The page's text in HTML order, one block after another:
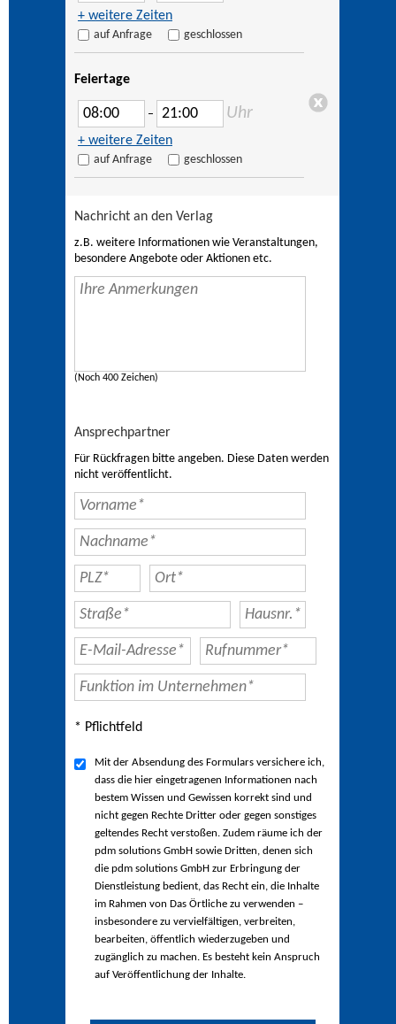
+ weitere Zeiten
auf Anfrage geschlossen
Feiertage
– Uhr
+ weitere Zeiten
auf Anfrage geschlossen
Nachricht an den Verlag
z.B. weitere Informationen wie Veranstaltungen,
besondere Angebote oder Aktionen etc.
(Noch 400 Zeichen)
Ansprechpartner
Für Rückfragen bitte angeben. Diese Daten werden
nicht veröffentlicht.
* Pflichtfeld
Mit der Absendung des Formulars versichere ich,
dass die hier eingetragenen Informationen nach
bestem Wissen und Gewissen korrekt sind und
nicht gegen Rechte Dritter oder gegen sonstiges
geltendes Recht verstoßen. Zudem räume ich der
pdm solutions GmbH sowie Dritten, denen sich
die pdm solutions GmbH zur Erbringung der
Dienstleistung bedient, das Recht ein, die Inhalte
im Rahmen von Das Örtliche zu verwenden –
insbesondere zu vervielfältigen, verbreiten,
bearbeiten, öffentlich wiederzugeben und
zugänglich zu machen. Es besteht kein Anspruch
auf Veröffentlichung der Inhalte.